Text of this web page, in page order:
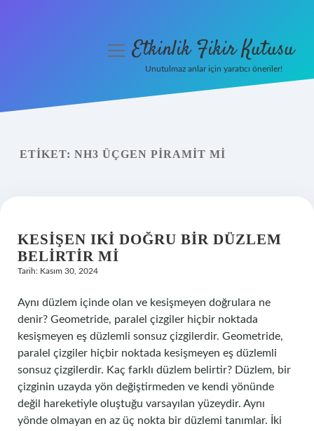
Yasal Uyarı
menüyüEtkinlik Fikir Kutusu
Unutulmaz anlar için yaratıcı öneriler!
ETIKET: NH3 ÜÇGEN PIRAMIT MI
KESIŞEN IKI DOĞRU BIR DÜZLEM
BELIRTIR MI
Tarih: Kasım 30, 2024
Aynı düzlem içinde olan ve kesişmeyen doğrulara ne
denir? Geometride, paralel çizgiler hiçbir noktada
kesişmeyen eş düzlemli sonsuz çizgilerdir. Geometride,
paralel çizgiler hiçbir noktada kesişmeyen eş düzlemli
sonsuz çizgilerdir. Kaç farklı düzlem belirtir? Düzlem, bir
çizginin uzayda yön değiştirmeden ve kendi yönünde
değil hareketiyle oluştuğu varsayılan yüzeydir. Aynı
yönde olmayan en az üç nokta bir düzlemi tanımlar. İki